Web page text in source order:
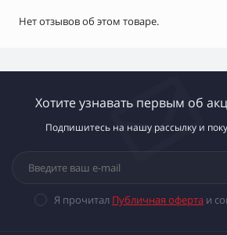
Нет отзывов об этом товаре.
Хотите узнавать первым об
Подпишитесь на нашу рассылку и
Я прочитал Публичная оферта и